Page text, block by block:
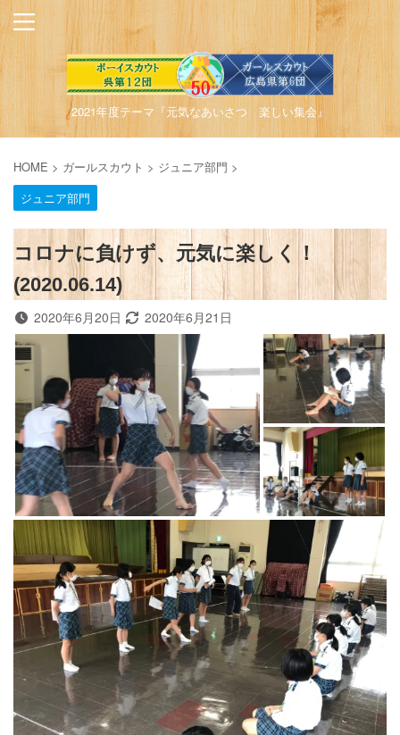
2021年度テーマ『元気なあいさつ 楽しい集会』
HOME > ガールスカウト > ジュニア部門 >
ジュニア部門
コロナに負けず、元気に楽しく！
(2020.06.14)
2020年6月20日 2020年6月21日